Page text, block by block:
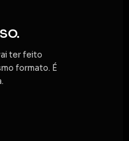
ter feito
formato. É